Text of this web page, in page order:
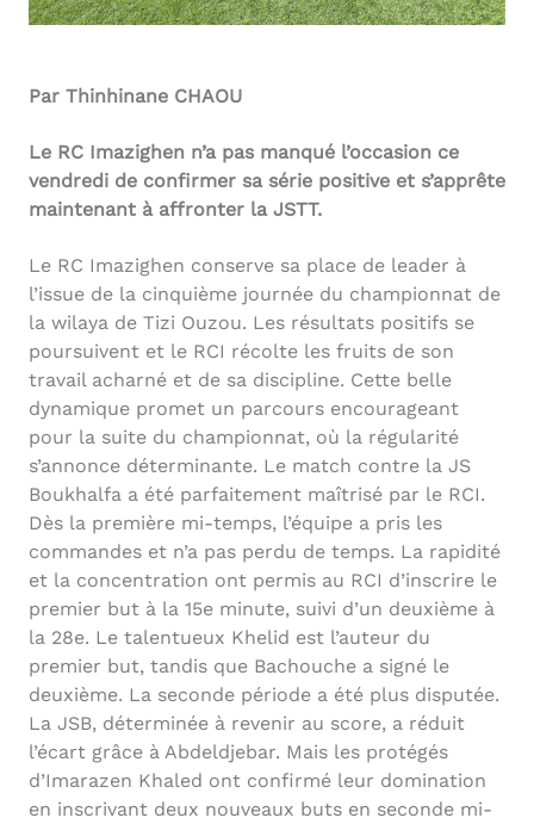
Par Thinhinane CHAOU
Le RC Imazighen n’a pas manqué l’occasion ce
vendredi de confirmer sa série positive et s’apprête
maintenant à affronter la JSTT.
Le RC Imazighen conserve sa place de leader à
l’issue de la cinquième journée du championnat de
la wilaya de Tizi Ouzou. Les résultats positifs se
poursuivent et le RCI récolte les fruits de son
travail acharné et de sa discipline. Cette belle
dynamique promet un parcours encourageant
pour la suite du championnat, où la régularité
s’annonce déterminante. Le match contre la JS
Boukhalfa a été parfaitement maîtrisé par le RCI.
Dès la première mi-temps, l’équipe a pris les
commandes et n’a pas perdu de temps. La rapidité
et la concentration ont permis au RCI d’inscrire le
premier but à la 15e minute, suivi d’un deuxième à
la 28e. Le talentueux Khelid est l’auteur du
premier but, tandis que Bachouche a signé le
deuxième. La seconde période a été plus disputée.
La JSB, déterminée à revenir au score, a réduit
l’écart grâce à Abdeldjebar. Mais les protégés
d’Imarazen Khaled ont confirmé leur domination
en inscrivant deux nouveaux buts en seconde mi-